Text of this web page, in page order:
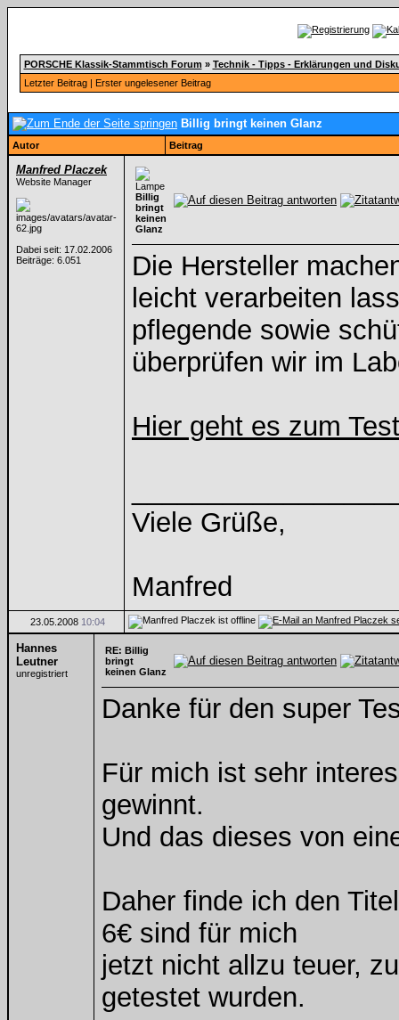
PORSCHE Klassik-Stammtisch Forum » Technik - Tipps - Erklärungen und
Letzter Beitrag| Erster ungelesener Beitrag
Billig bringt keinen Glanz
Autor Beitrag
Manfred Placzek
Website Manager
Dabei seit: 17.02.2006
Beiträge: 6.051
Billig
bringt
keinen
Glanz
Die Hersteller
leicht verarbeiten
pflegende sowie
überprüfen wir im
Hier geht es zum
Viele Grüße,
Manfred
23.05.2008 10:04
Hannes
Leutner
unregistriert
RE: Billig
bringt
keinen Glanz
Danke für den super
Für mich ist sehr
gewinnt.
Und das dieses von
Daher finde ich den
6€ sind für mich
jetzt nicht allzu teuer,
getestet wurden.